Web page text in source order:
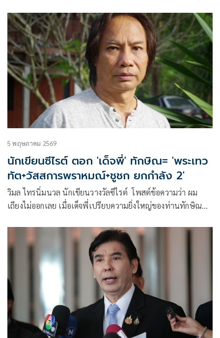
ว่า การตรวจสอบคุณสมบัติเป็นสิ่งจำเป็น เพื่อให้การช่วยเหลือ
ของรัฐบาลเป็นไปอย่างถูกต้อง
5 พฤษภาคม 2569
นักเขียนซีไรต์ ตอก 'เด็จพี่' ทักษิณ= 'พระเทว
ทัต+วัสสการพราหมณ์+ชูชก ยกกำลัง 2'
วิมล ไทรนิ่มนวล นักเขียนวางวัลซีไรต์ โพสต์ข้อความว่า ผม
เถียงไม่ออกเลย เมื่อเด็จพี่เปรียบความยิ่งใหญ่ของท่านทักษิณ